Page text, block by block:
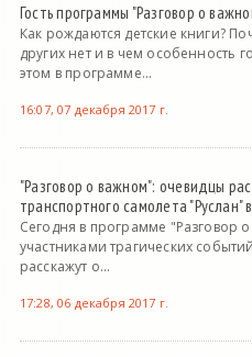
Гость программы "Разговор о
Как рождаются детские книги?
других нет и в чем особенность
этом в программе...
16:07, 07 декабря 2017 г.
"Разговор о важном": очевидцы
транспортного самолета "Руслан"
Сегодня в программе "Разговор
участниками трагических
расскажут о...
17:28, 06 декабря 2017 г.